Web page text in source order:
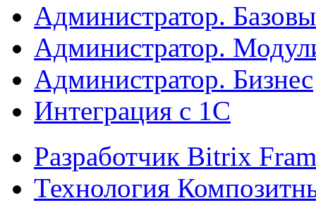
Администратор.
Администратор.
Администратор. Бизнес
Интеграция с 1С
Разработчик Bitrix
Технология